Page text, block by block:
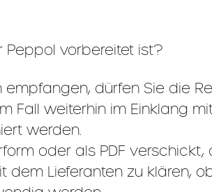
Peppol vorbereitet ist?
dürfen Sie die
Fall weiterhin im Einklang
werden.
oder als PDF verschickt,
Lieferanten zu klären,